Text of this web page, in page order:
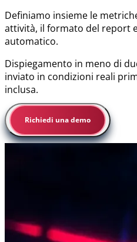
Definiamo insieme le
attività, il formato del report
automatico.
Dispiegamento in meno di
inviato in condizioni reali
inclusa.
Richiedi una demo